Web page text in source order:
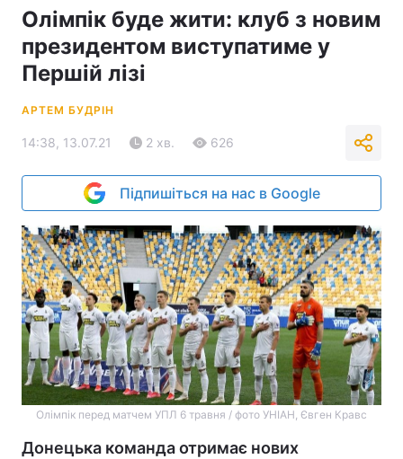
Олімпік буде жити: клуб з новим
президентом виступатиме у
Першій лізі
АРТЕМ БУДРІН
14:38, 13.07.21 2 хв. 626
Підпишіться на нас в Google
Олімпік перед матчем УПЛ 6 травня / фото УНІАН, Євген Кравс
Донецька команда отримає нових